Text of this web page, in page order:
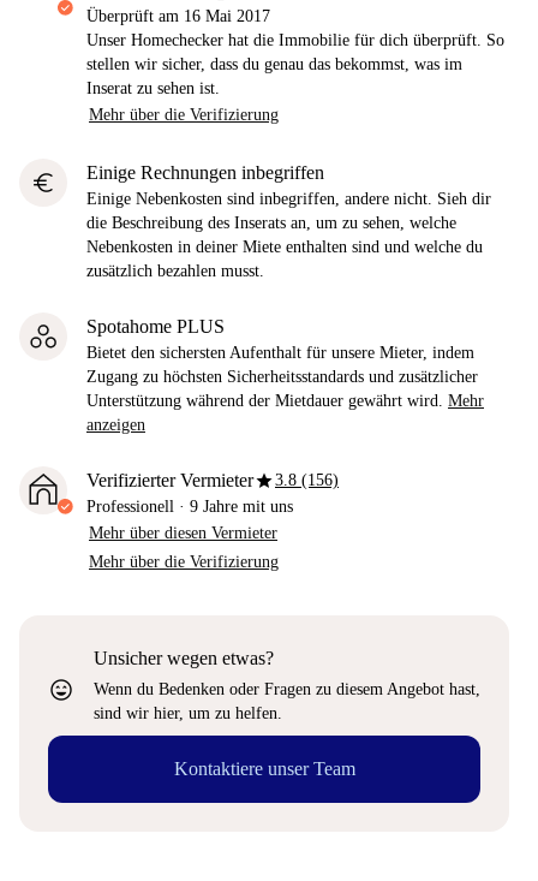
Überprüft am 16 Mai 2017
Unser Homechecker hat die Immobilie für dich überprüft. So
stellen wir sicher, dass du genau das bekommst, was im
Inserat zu sehen ist.
Mehr über die Verifizierung
euro Einige Rechnungen inbegriffen
Einige Nebenkosten sind inbegriffen, andere nicht. Sieh dir
die Beschreibung des Inserats an, um zu sehen, welche
Nebenkosten in deiner Miete enthalten sind und welche du
zusätzlich bezahlen musst.
Spotahome PLUS
Bietet den sichersten Aufenthalt für unsere Mieter, indem
Zugang zu höchsten Sicherheitsstandards und zusätzlicher
Unterstützung während der Mietdauer gewährt wird. Mehr
anzeigen
Verifizierter Vermieterstar3.8 (156)
Professionell · 9 Jahre mit uns
Mehr über diesen Vermieter
Mehr über die Verifizierung
sentiment_very_satisfied
Unsicher wegen etwas?
Wenn du Bedenken oder Fragen zu diesem Angebot hast,
sind wir hier, um zu helfen.
Kontaktiere unser Team